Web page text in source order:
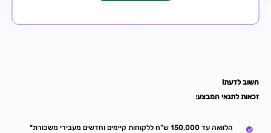
חשוב לדעת!
זכאות לתנאי המבצע:
הלוואה עד 150,000 ש"ח ללקוחות קיימים וחדשים מעבירי משכורת*